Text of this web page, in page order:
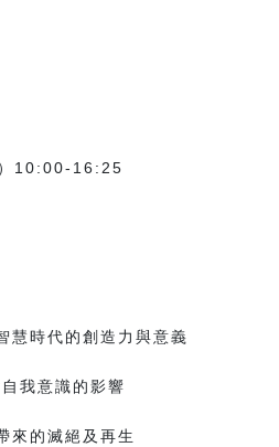
10:00-16:25
慧時代的創造力與意義
我意識的影響
來的滅絕及再生